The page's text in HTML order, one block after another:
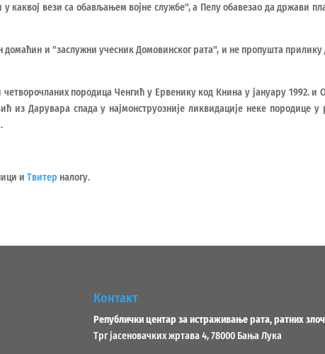
каквој вези са обављањем војне службе", а Пелу обавезао да држави
и "заслужни учесник Домовинског рата", и не пропушта прилику
породица Ченгић у Ервенику код Книна у јануару 1992.
из Дарувара спада у најмонструозније ликвидације неке породице у
и Твитер налогу.
Контакт
Републички центар за истраживање рата, ратних
Трг јасеновачких жртава 4, 78000 Бања Лука